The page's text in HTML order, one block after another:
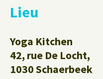
Lieu
Yoga Kitchen
42, rue De Locht,
1030 Schaerbeek